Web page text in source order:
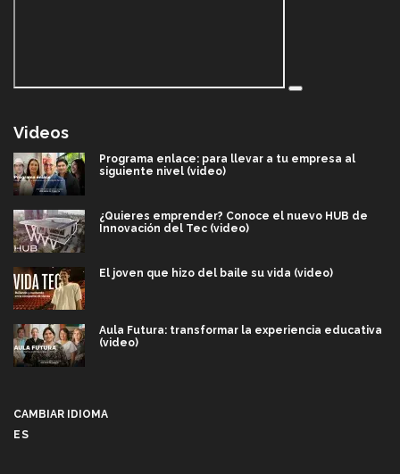
Videos
Programa enlace: para llevar a tu empresa al
siguiente nivel (video)
¿Quieres emprender? Conoce el nuevo HUB de
Innovación del Tec (video)
El joven que hizo del baile su vida (video)
Aula Futura: transformar la experiencia educativa
(video)
CAMBIAR IDIOMA
ES